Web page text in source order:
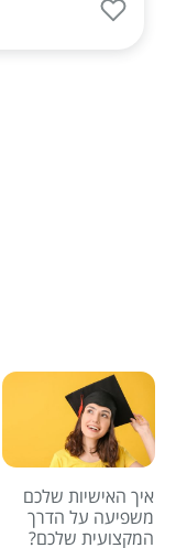
איך האישיות שלכם
משפיעה על הדרך
המקצועית שלכם?